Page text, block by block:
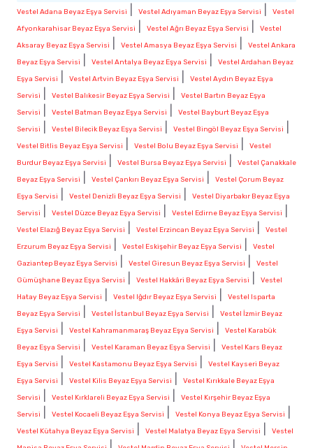
Vestel Adana Beyaz Eşya Servisi Vestel Adıyaman Beyaz Eşya Servisi
Vestel
Afyonkarahisar Beyaz Eşya Servisi
Vestel Ağrı Beyaz Eşya Servisi
Vestel
Aksaray Beyaz Eşya Servisi
Vestel Amasya Beyaz Eşya Servisi
Vestel Ankara
Beyaz Eşya Servisi
Vestel Antalya Beyaz Eşya Servisi
Vestel Ardahan Beyaz
Eşya Servisi
Vestel Artvin Beyaz Eşya Servisi
Vestel Aydın Beyaz Eşya
Servisi
Vestel Balıkesir Beyaz Eşya Servisi
Vestel Bartın Beyaz Eşya
Servisi
Vestel Batman Beyaz Eşya Servisi
Vestel Bayburt Beyaz Eşya
Servisi
Vestel Bilecik Beyaz Eşya Servisi Vestel Bingöl Beyaz Eşya Servisi
Vestel Bitlis Beyaz Eşya Servisi Vestel Bolu Beyaz Eşya Servisi
Vestel
Burdur Beyaz Eşya Servisi
Vestel Bursa Beyaz Eşya Servisi
Vestel Çanakkale
Beyaz Eşya Servisi
Vestel Çankırı Beyaz Eşya Servisi
Vestel Çorum Beyaz
Eşya Servisi
Vestel Denizli Beyaz Eşya Servisi
Vestel Diyarbakır Beyaz Eşya
Servisi
Vestel Düzce Beyaz Eşya Servisi Vestel Edirne Beyaz Eşya Servisi
Vestel Elazığ Beyaz Eşya Servisi Vestel Erzincan Beyaz Eşya Servisi
Vestel
Erzurum Beyaz Eşya Servisi
Vestel Eskişehir Beyaz Eşya Servisi
Vestel
Gaziantep Beyaz Eşya Servisi
Vestel Giresun Beyaz Eşya Servisi
Vestel
Gümüşhane Beyaz Eşya Servisi
Vestel Hakkâri Beyaz Eşya Servisi
Vestel
Hatay Beyaz Eşya Servisi
Vestel Iğdır Beyaz Eşya Servisi
Vestel Isparta
Beyaz Eşya Servisi
Vestel İstanbul Beyaz Eşya Servisi
Vestel İzmir Beyaz
Eşya Servisi
Vestel Kahramanmaraş Beyaz Eşya Servisi
Vestel Karabük
Beyaz Eşya Servisi
Vestel Karaman Beyaz Eşya Servisi
Vestel Kars Beyaz
Eşya Servisi
Vestel Kastamonu Beyaz Eşya Servisi
Vestel Kayseri Beyaz
Eşya Servisi
Vestel Kilis Beyaz Eşya Servisi
Vestel Kırıkkale Beyaz Eşya
Servisi
Vestel Kırklareli Beyaz Eşya Servisi
Vestel Kırşehir Beyaz Eşya
Servisi
Vestel Kocaeli Beyaz Eşya Servisi Vestel Konya Beyaz Eşya Servisi
Vestel Kütahya Beyaz Eşya Servisi Vestel Malatya Beyaz Eşya Servisi
Vestel